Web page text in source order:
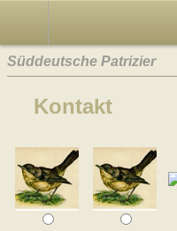
Süddeutsche Patrizier
Kontakt